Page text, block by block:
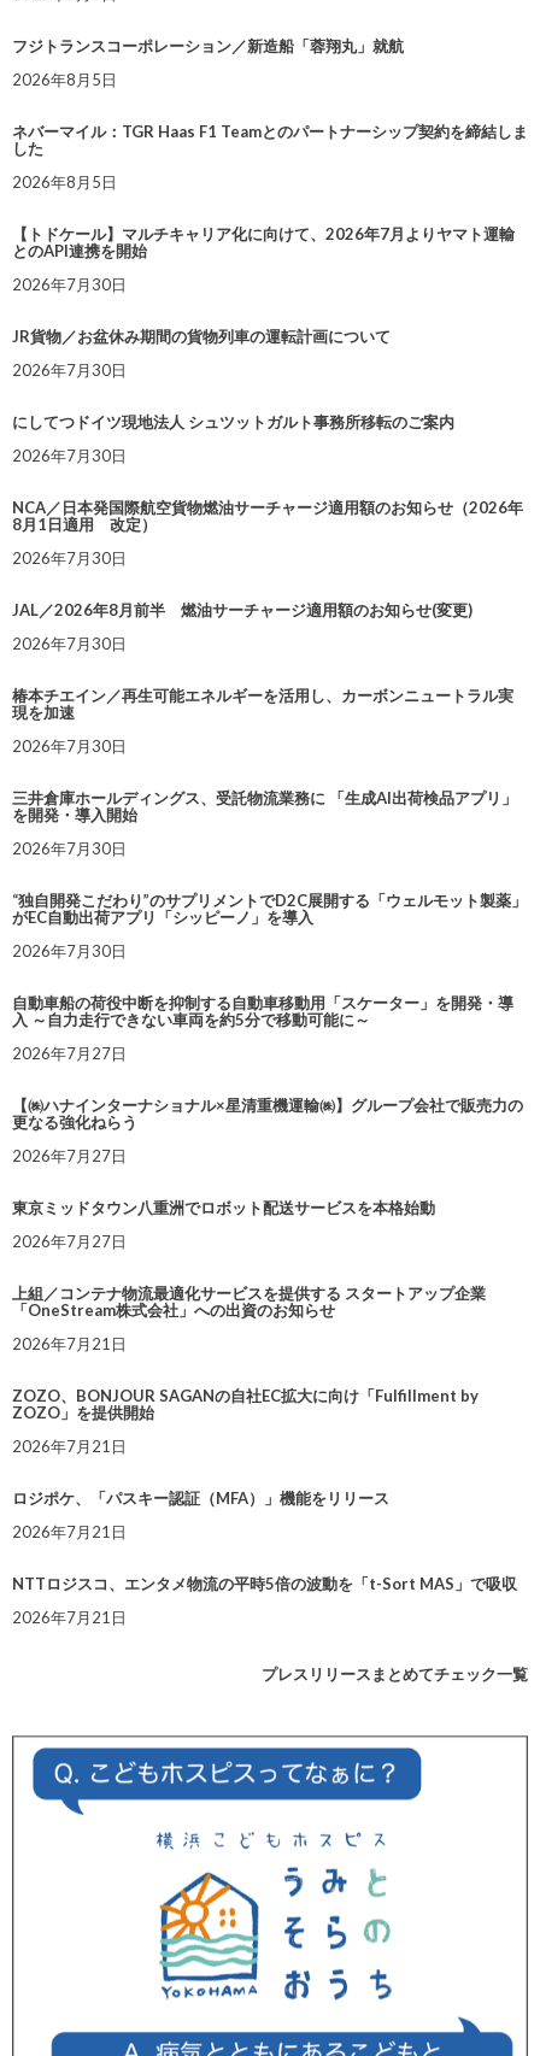
フジトランスコーポレーション／新造船「蓉翔丸」就航
2026年8月5日
ネバーマイル：TGR Haas F1 Teamとのパートナーシップ契約を締結しま
した
2026年8月5日
【トドケール】マルチキャリア化に向けて、2026年7月よりヤマト運輸
とのAPI連携を開始
2026年7月30日
JR貨物／お盆休み期間の貨物列車の運転計画について
2026年7月30日
にしてつドイツ現地法人 シュツットガルト事務所移転のご案内
2026年7月30日
NCA／日本発国際航空貨物燃油サーチャージ適用額のお知らせ（2026年
8月1日適用 改定）
2026年7月30日
JAL／2026年8月前半 燃油サーチャージ適用額のお知らせ(変更)
2026年7月30日
椿本チエイン／再生可能エネルギーを活用し、カーボンニュートラル実
現を加速
2026年7月30日
三井倉庫ホールディングス、受託物流業務に 「生成AI出荷検品アプリ」
を開発・導入開始
2026年7月30日
“独自開発こだわり”のサプリメントでD2C展開する「ウェルモット製薬」
がEC自動出荷アプリ「シッピーノ」を導入
2026年7月30日
自動車船の荷役中断を抑制する自動車移動用「スケーター」を開発・導
入 ～自力走行できない車両を約5分で移動可能に～
2026年7月27日
【㈱ハナインターナショナル×星清重機運輸㈱】グループ会社で販売力の
更なる強化ねらう
2026年7月27日
東京ミッドタウン八重洲でロボット配送サービスを本格始動
2026年7月27日
上組／コンテナ物流最適化サービスを提供する スタートアップ企業
「OneStream株式会社」への出資のお知らせ
2026年7月21日
ZOZO、BONJOUR SAGANの自社EC拡大に向け「Fulfillment by
ZOZO」を提供開始
2026年7月21日
ロジポケ、「パスキー認証（MFA）」機能をリリース
2026年7月21日
NTTロジスコ、エンタメ物流の平時5倍の波動を「t-Sort MAS」で吸収
2026年7月21日
プレスリリースまとめてチェック一覧